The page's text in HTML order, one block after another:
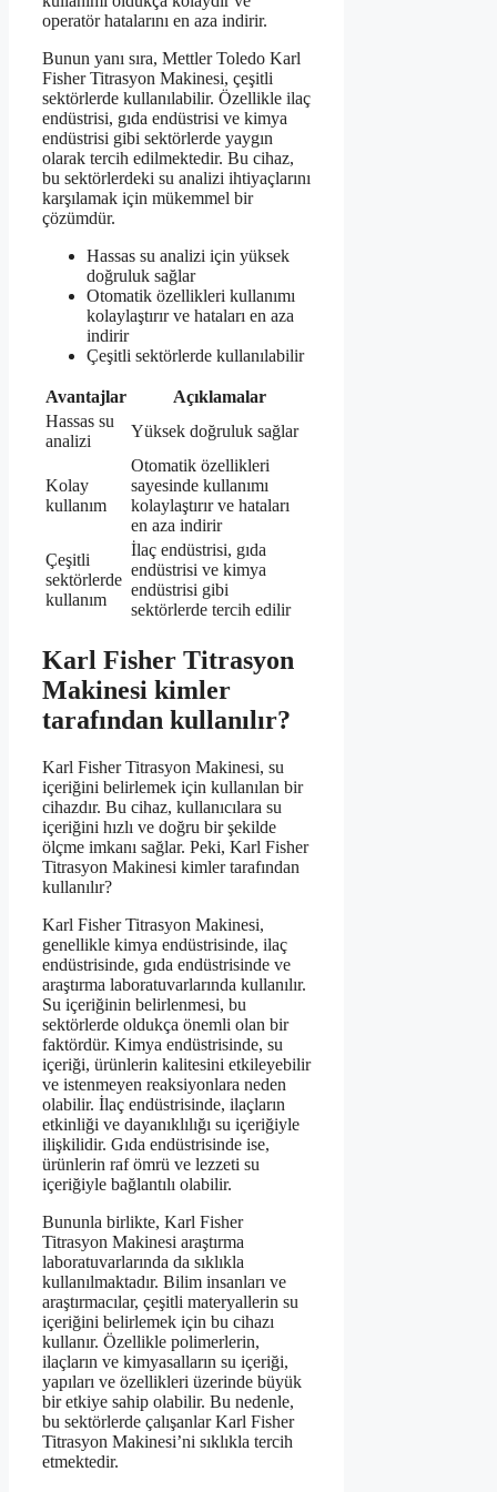
operatör hatalarını en aza indirir.
Bunun yanı sıra, Mettler Toledo Karl
Fisher Titrasyon Makinesi, çeşitli
sektörlerde kullanılabilir. Özellikle ilaç
endüstrisi, gıda endüstrisi ve kimya
endüstrisi gibi sektörlerde yaygın
olarak tercih edilmektedir. Bu cihaz,
bu sektörlerdeki su analizi ihtiyaçlarını
karşılamak için mükemmel bir
çözümdür.
Hassas su analizi için yüksek
doğruluk sağlar
Otomatik özellikleri kullanımı
kolaylaştırır ve hataları en aza
indirir
Çeşitli sektörlerde kullanılabilir
Avantajlar
Açıklamalar
Hassas su
analizi
Yüksek doğruluk sağlar
Kolay
kullanım
Otomatik özellikleri
sayesinde kullanımı
kolaylaştırır ve hataları
en aza indirir
Çeşitli
sektörlerde
kullanım
İlaç endüstrisi, gıda
endüstrisi ve kimya
endüstrisi gibi
sektörlerde tercih edilir
Karl Fisher Titrasyon
Makinesi kimler
tarafından kullanılır?
Karl Fisher Titrasyon Makinesi, su
içeriğini belirlemek için kullanılan bir
cihazdır. Bu cihaz, kullanıcılara su
içeriğini hızlı ve doğru bir şekilde
ölçme imkanı sağlar. Peki, Karl Fisher
Titrasyon Makinesi kimler tarafından
kullanılır?
Karl Fisher Titrasyon Makinesi,
genellikle kimya endüstrisinde, ilaç
endüstrisinde, gıda endüstrisinde ve
araştırma laboratuvarlarında kullanılır.
Su içeriğinin belirlenmesi, bu
sektörlerde oldukça önemli olan bir
faktördür. Kimya endüstrisinde, su
içeriği, ürünlerin kalitesini etkileyebilir
ve istenmeyen reaksiyonlara neden
olabilir. İlaç endüstrisinde, ilaçların
etkinliği ve dayanıklılığı su içeriğiyle
ilişkilidir. Gıda endüstrisinde ise,
ürünlerin raf ömrü ve lezzeti su
içeriğiyle bağlantılı olabilir.
Bununla birlikte, Karl Fisher
Titrasyon Makinesi araştırma
laboratuvarlarında da sıklıkla
kullanılmaktadır. Bilim insanları ve
araştırmacılar, çeşitli materyallerin su
içeriğini belirlemek için bu cihazı
kullanır. Özellikle polimerlerin,
ilaçların ve kimyasalların su içeriği,
yapıları ve özellikleri üzerinde büyük
bir etkiye sahip olabilir. Bu nedenle,
bu sektörlerde çalışanlar Karl Fisher
Titrasyon Makinesi’ni sıklıkla tercih
etmektedir.